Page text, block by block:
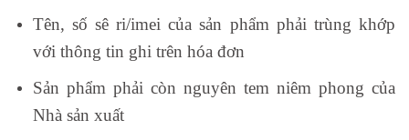
Tên, số sê ri/imei của sản phẩm phải trùng khớp
với thông tin ghi trên hóa đơn
Sản phẩm phải còn nguyên tem niêm phong của
Nhà sản xuất